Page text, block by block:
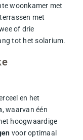
woonkamer met
met
of drie
tot het solarium.
en het
, waarvan één
hoogwaardige
voor optimaal